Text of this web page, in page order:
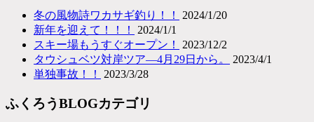
冬の風物詩ワカサギ釣り！！
2024/1/20
新年を迎えて！！！
2024/1/1
スキー場もうすぐオープン！
2023/12/2
タウシュベツ対岸ツア―4月29日から。
2023/4/1
単独事故！！
2023/3/28
ふくろうBLOGカテゴリ